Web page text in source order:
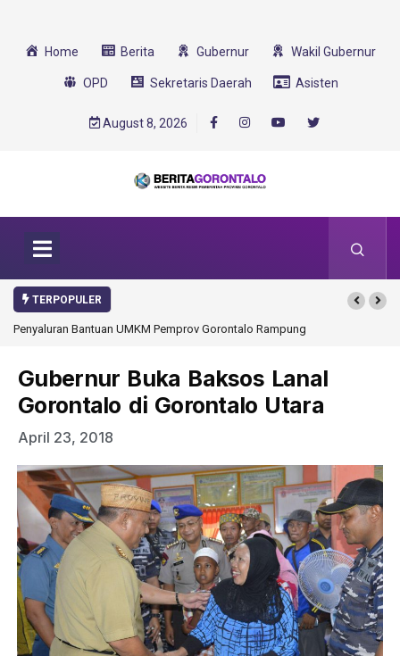
Home Berita Gubernur Wakil Gubernur
OPD Sekretaris Daerah Asisten
August 8, 2026
TERPOPULER
Penyaluran Bantuan UMKM Pemprov Gorontalo Rampung
Gubernur Buka Baksos Lanal
Gorontalo di Gorontalo Utara
April 23, 2018